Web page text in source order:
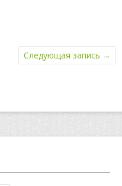
Следующая запись →